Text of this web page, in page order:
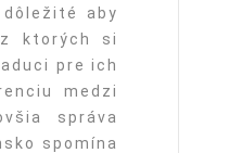
aby
z ktorých si
pre ich
medzi
správa
spomína